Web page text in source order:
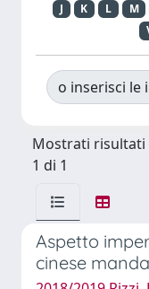
J
K L M
o inserisci le
Mostrati risultati
1 di 1
Aspetto
cinese